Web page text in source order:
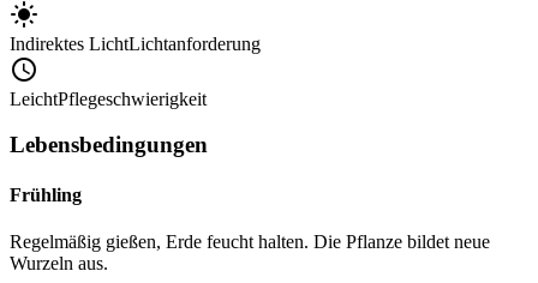
Indirektes LichtLichtanforderung
LeichtPflegeschwierigkeit
Lebensbedingungen
Frühling
Regelmäßig gießen, Erde feucht halten. Die Pflanze bildet neue
Wurzeln aus.